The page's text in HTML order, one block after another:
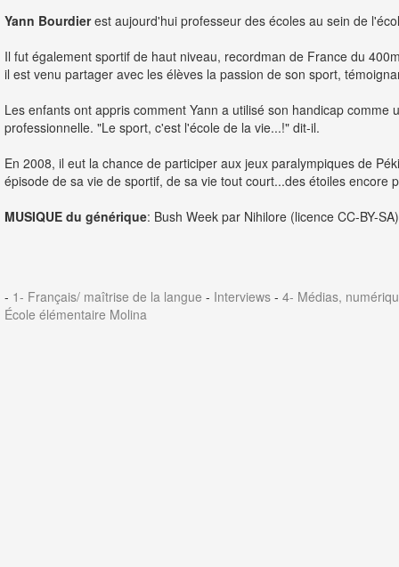
Yann Bourdierest aujourd'hui professeur des écoles au sein de
Il fut également sportif de haut niveau, recordman de France du
il est venu partager avec les élèves la passion de son sport,
Les enfants ont appris comment Yann a utilisé son handicap
professionnelle. "Le sport, c'est l'école de la vie...!" dit-il.
En 2008, il eut la chance de participer aux jeux paralympiques de
épisode de sa vie de sportif, de sa vie tout court...des étoiles encore
MUSIQUE du générique: Bush Week par Nihilore (licence CC-BY-SA)
- 1- Français/ maîtrise de la langue - Interviews - 4- Médias,
École élémentaire Molina